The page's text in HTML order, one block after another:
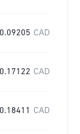
0.09205 CAD
0.17122 CAD
0.18411 CAD